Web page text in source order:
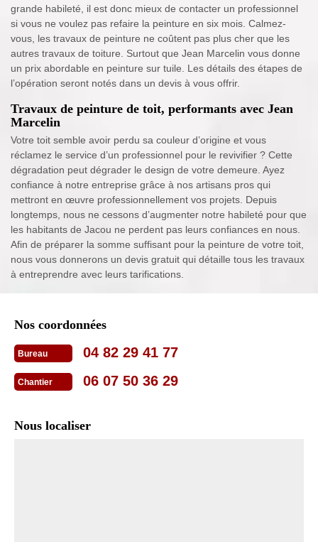
grande habileté, il est donc mieux de contacter un professionnel
si vous ne voulez pas refaire la peinture en six mois. Calmez-
vous, les travaux de peinture ne coûtent pas plus cher que les
autres travaux de toiture. Surtout que Jean Marcelin vous donne
un prix abordable en peinture sur tuile. Les détails des étapes de
l’opération seront notés dans un devis à vous offrir.
Travaux de peinture de toit, performants avec Jean
Marcelin
Votre toit semble avoir perdu sa couleur d’origine et vous
réclamez le service d’un professionnel pour le revivifier ? Cette
dégradation peut dégrader le design de votre demeure. Ayez
confiance à notre entreprise grâce à nos artisans pros qui
mettront en œuvre professionnellement vos projets. Depuis
longtemps, nous ne cessons d’augmenter notre habileté pour que
les habitants de Jacou ne perdent pas leurs confiances en nous.
Afin de préparer la somme suffisant pour la peinture de votre toit,
nous vous donnerons un devis gratuit qui détaille tous les travaux
à entreprendre avec leurs tarifications.
Nos coordonnées
Bureau 04 82 29 41 77
Chantier 06 07 50 36 29
Nous localiser